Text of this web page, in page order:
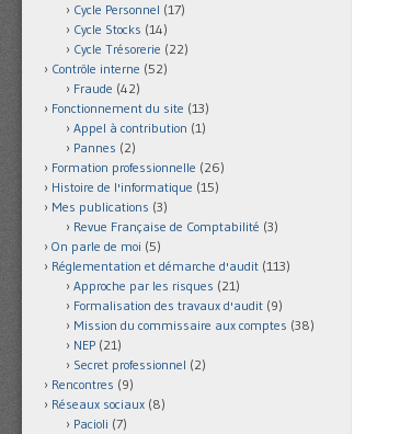
Cycle Personnel (17)
Cycle Stocks (14)
Cycle Trésorerie (22)
Contrôle interne (52)
Fraude (42)
Fonctionnement du site (13)
Appel à contribution (1)
Pannes (2)
Formation professionnelle (26)
Histoire de l'informatique (15)
Mes publications (3)
Revue Française de Comptabilité (3)
On parle de moi (5)
Réglementation et démarche d'audit (113)
Approche par les risques (21)
Formalisation des travaux d'audit (9)
Mission du commissaire aux comptes (38)
NEP (21)
Secret professionnel (2)
Rencontres (9)
Réseaux sociaux (8)
Pacioli (7)